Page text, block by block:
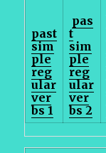
past
sim
ple
reg
ular
ver
bs 1
pas
t
sim
ple
reg
ular
ver
bs 2